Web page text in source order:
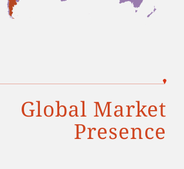
Global Market
Presence